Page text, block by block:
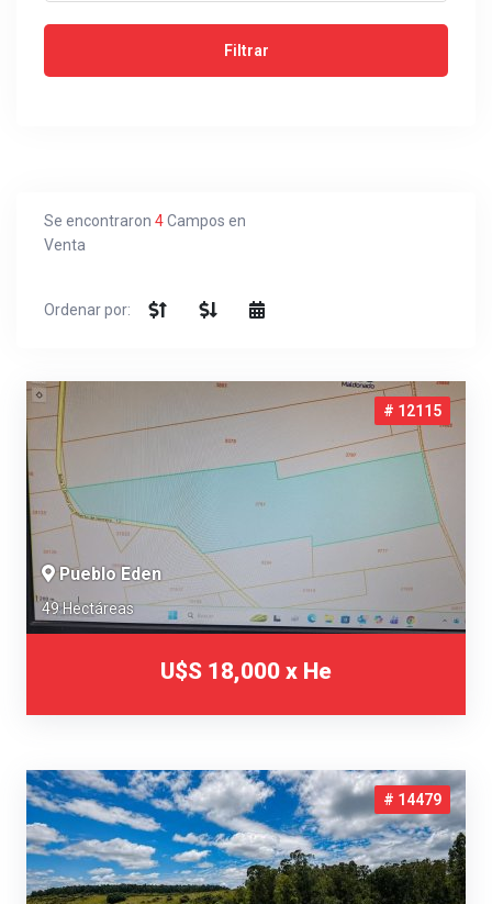
Se encontraron 4Campos en
Venta
Ordenar por:
# 12115
Pueblo Eden
49 Hectáreas
U$S 18,000 x He
# 14479